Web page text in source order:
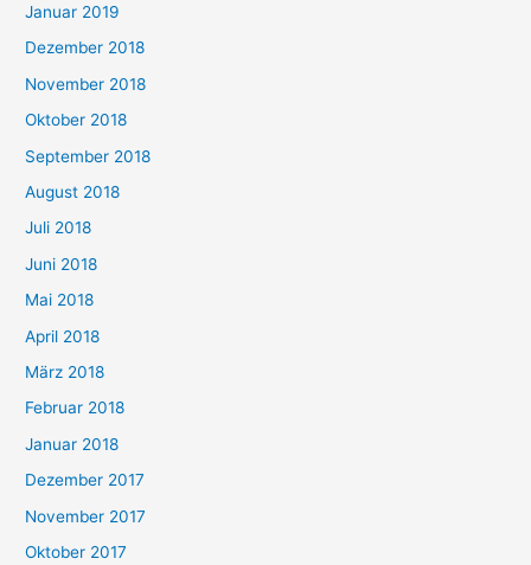
Januar 2019
Dezember 2018
November 2018
Oktober 2018
September 2018
August 2018
Juli 2018
Juni 2018
Mai 2018
April 2018
März 2018
Februar 2018
Januar 2018
Dezember 2017
November 2017
Oktober 2017